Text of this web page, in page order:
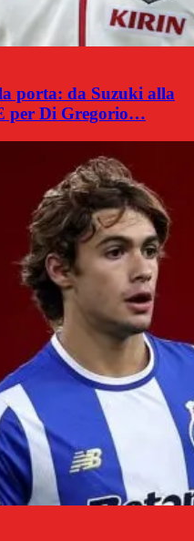
porta: da Suzuki alla
per Di Gregorio…